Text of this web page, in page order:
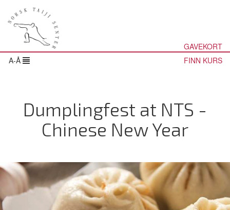
GAVEKORT
A-Å
FINN KURS
Dumplingfest at NTS -
Chinese New Year